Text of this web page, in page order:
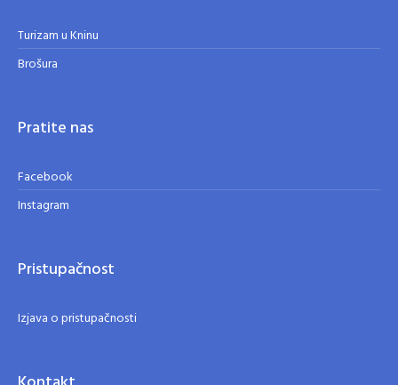
Turizam u Kninu
Brošura
Pratite nas
Facebook
Instagram
Pristupačnost
Izjava o pristupačnosti